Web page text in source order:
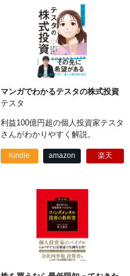
マンガでわかるテスタの株式投資
テスタ
利益100億円超の個人投資家テスタ
さんがわかりやすく解説。
Kindle amazon 楽天